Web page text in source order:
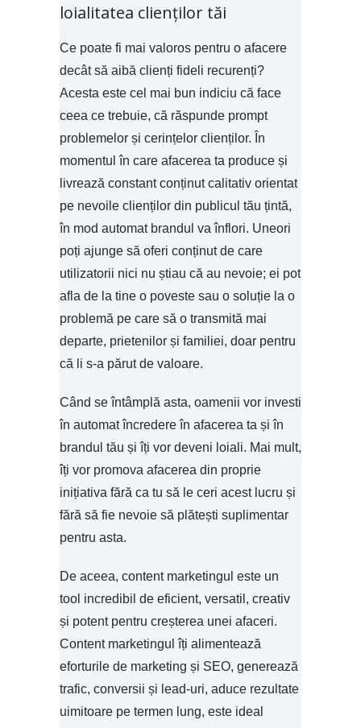
loialitatea clienților tăi
Ce poate fi mai valoros pentru o afacere
decât să aibă clienți fideli recurenți?
Acesta este cel mai bun indiciu că face
ceea ce trebuie, că răspunde prompt
problemelor și cerințelor clienților. În
momentul în care afacerea ta produce și
livrează constant conținut calitativ orientat
pe nevoile clienților din publicul tău țintă,
în mod automat brandul va înflori. Uneori
poți ajunge să oferi conținut de care
utilizatorii nici nu știau că au nevoie; ei pot
afla de la tine o poveste sau o soluție la o
problemă pe care să o transmită mai
departe, prietenilor și familiei, doar pentru
că li s-a părut de valoare.
Când se întâmplă asta, oamenii vor investi
în automat încredere în afacerea ta și în
brandul tău și îți vor deveni loiali. Mai mult,
îți vor promova afacerea din proprie
inițiativa fără ca tu să le ceri acest lucru și
fără să fie nevoie să plătești suplimentar
pentru asta.
De aceea, content marketingul este un
tool incredibil de eficient, versatil, creativ
și potent pentru creșterea unei afaceri.
Content marketingul îți alimentează
eforturile de marketing și SEO, generează
trafic, conversii și lead-uri, aduce rezultate
uimitoare pe termen lung, este ideal